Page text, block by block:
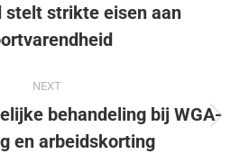
stelt strikte eisen aan
NEXT
behandeling bij WGA-
en arbeidskorting